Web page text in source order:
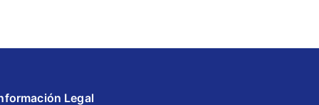
variantes.
Legal